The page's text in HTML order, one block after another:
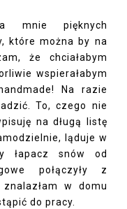
mnie pięknych
które można by na
że chciałabym
wspierałabym
Na razie
To, czego nie
na długą listę
ląduje w
łapacz snów od
połączyły z
w domu
do pracy.